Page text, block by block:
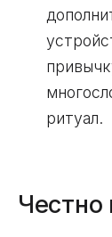
ритуал.
Честно